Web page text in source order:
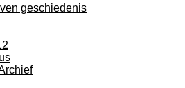
geschiedenis